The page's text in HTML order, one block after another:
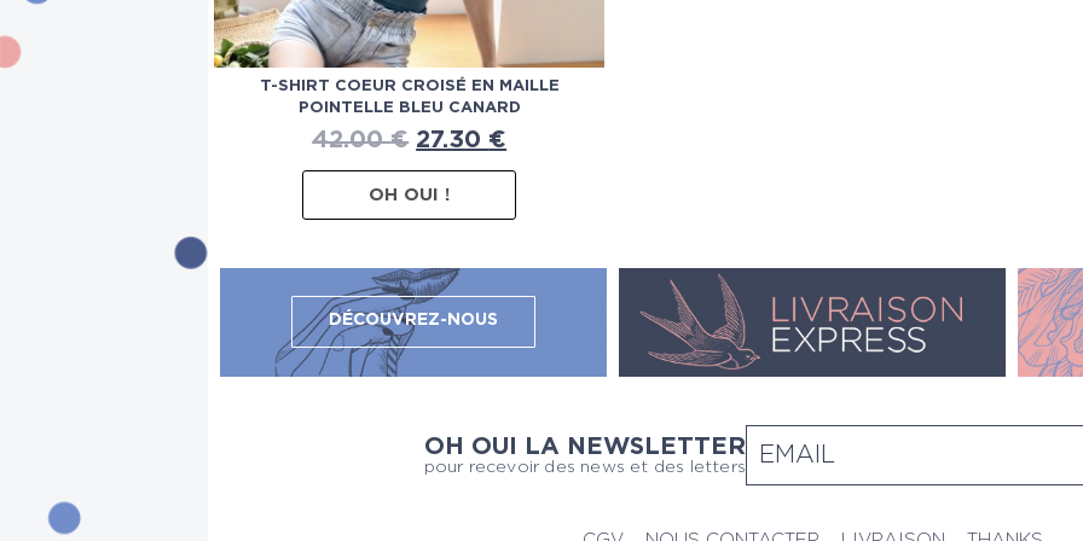
T-SHIRT COEUR CROISÉ EN MAILLE
POINTELLE BLEU CANARD
42.00€ 27.30 €
OH OUI !
DÉCOUVREZ-NOUS
OH OUI LA NEWSLETTER
pour recevoir des news et des letters